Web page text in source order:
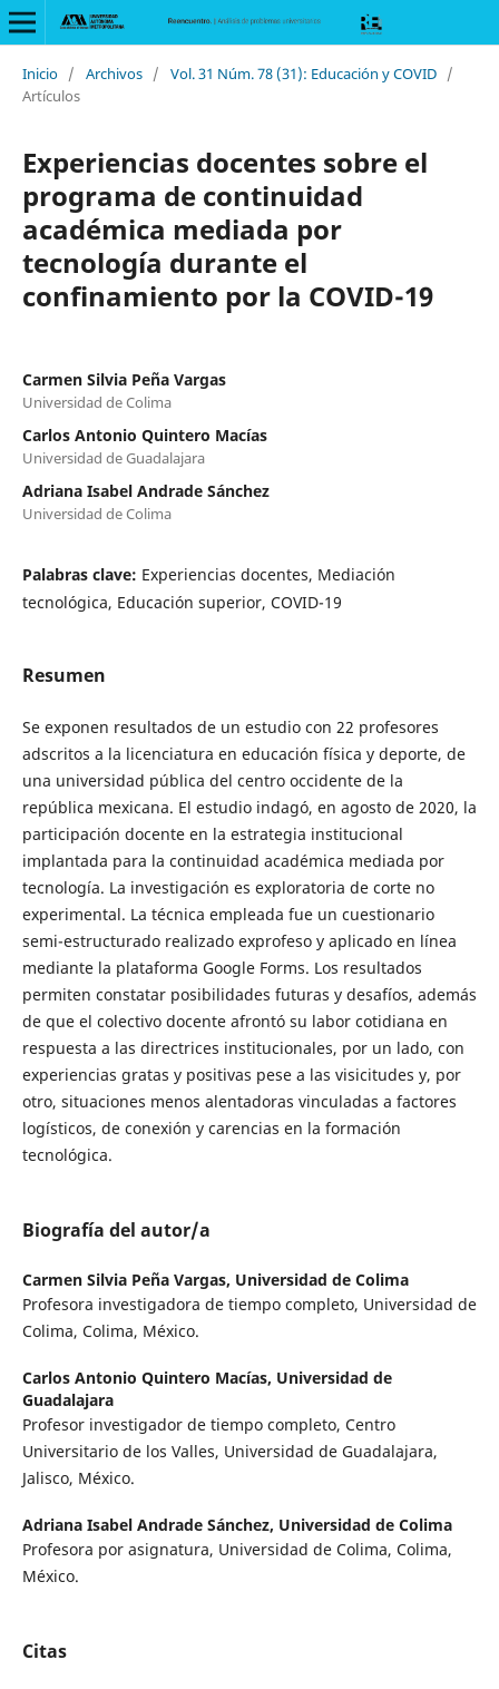
Inicio / Archivos / Vol. 31 Núm. 78 (31): Educación y COVID /
Artículos
Experiencias docentes sobre el
programa de continuidad
académica mediada por
tecnología durante el
confinamiento por la COVID-19
Carmen Silvia Peña Vargas
Universidad de Colima
Carlos Antonio Quintero Macías
Universidad de Guadalajara
Adriana Isabel Andrade Sánchez
Universidad de Colima
Palabras clave: Experiencias docentes, Mediación
tecnológica, Educación superior, COVID-19
Resumen
Se exponen resultados de un estudio con 22 profesores
adscritos a la licenciatura en educación física y deporte, de
una universidad pública del centro occidente de la
república mexicana. El estudio indagó, en agosto de 2020, la
participación docente en la estrategia institucional
implantada para la continuidad académica mediada por
tecnología. La investigación es exploratoria de corte no
experimental. La técnica empleada fue un cuestionario
semi-estructurado realizado exprofeso y aplicado en línea
mediante la plataforma Google Forms. Los resultados
permiten constatar posibilidades futuras y desafíos, además
de que el colectivo docente afrontó su labor cotidiana en
respuesta a las directrices institucionales, por un lado, con
experiencias gratas y positivas pese a las visicitudes y, por
otro, situaciones menos alentadoras vinculadas a factores
logísticos, de conexión y carencias en la formación
tecnológica.
Biografía del autor/a
Carmen Silvia Peña Vargas, Universidad de Colima
Profesora investigadora de tiempo completo, Universidad de
Colima, Colima, México.
Carlos Antonio Quintero Macías, Universidad de
Guadalajara
Profesor investigador de tiempo completo, Centro
Universitario de los Valles, Universidad de Guadalajara,
Jalisco, México.
Adriana Isabel Andrade Sánchez, Universidad de Colima
Profesora por asignatura, Universidad de Colima, Colima,
México.
Citas